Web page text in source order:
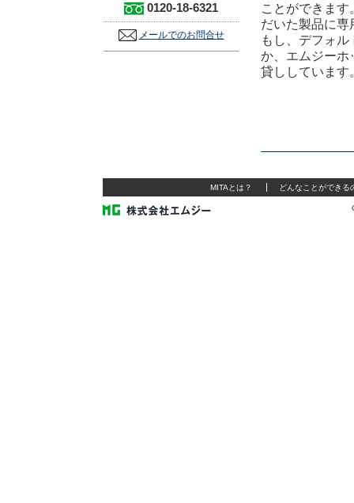
0120-18-6321
メールでのお問合せ
ことができま
だいた製品に専
もし、デフォ
か、エムジーホ
貸ししています
MITAとは？ どんなことができる